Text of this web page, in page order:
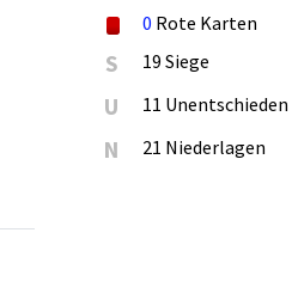
0 Rote Karten
S 19 Siege
U 11 Unentschieden
N 21 Niederlagen